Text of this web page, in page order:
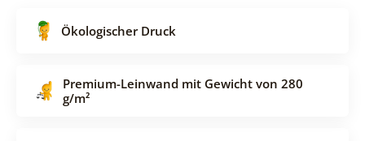
Ökologischer Druck
Premium-Leinwand mit Gewicht von 280
g/m²